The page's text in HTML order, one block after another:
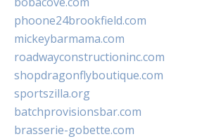
phoone24brookfield.com
mickeybarmama.com
roadwayconstructioninc.com
shopdragonflyboutique.com
sportszilla.org
batchprovisionsbar.com
brasserie-gobette.com